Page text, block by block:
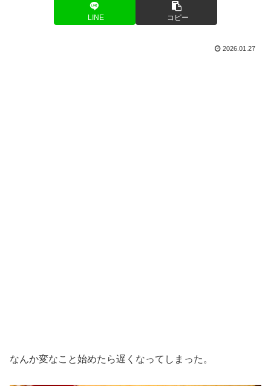
LINE コピー
2026.01.27
なんか変なこと始めたら遅くなってしまった。